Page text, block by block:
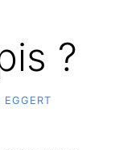
?
EGGERT